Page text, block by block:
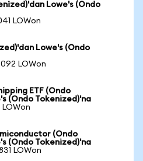
Lowe's (Ondo
LOWon
Lowe's (Ondo
LOWon
ETF (Ondo
(Ondo Tokenized)'na
LOWon
(Ondo
(Ondo Tokenized)'na
LOWon